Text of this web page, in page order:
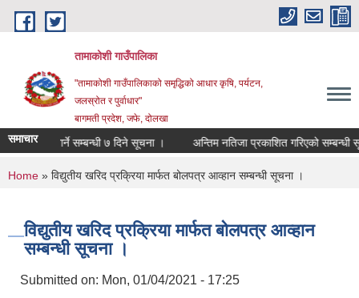
Skip to main content
तामाकोशी गाउँपालिका
"तामाकोशी गाउँपालिकाको समृद्धिको आधार कृषि, पर्यटन,
जलस्रोत र पुर्वाधार"
बागमती प्रदेश, जफे, दोलखा
समाचार
खारेजी गर्ने सम्बन्धी ७ दिने सूचना । अन्तिम नतिजा प्रकाशित गरिएको सम्बन्धी
You are here
Home » विद्युतीय खरिद प्रक्रिया मार्फत बोलपत्र आव्हान सम्बन्धी सूचना ।
विद्युतीय खरिद प्रक्रिया मार्फत बोलपत्र आव्हान
सम्बन्धी सूचना ।
Submitted on: Mon, 01/04/2021 - 17:25